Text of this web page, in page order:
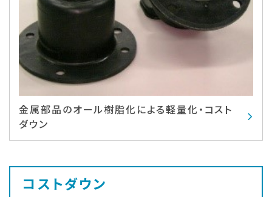
金属部品のオール樹脂化による軽量化・コスト
ダウン
コストダウン